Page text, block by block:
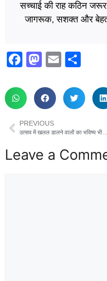
सच्चाई की राह कठिन
जागरूक, सशक्त और
F
c
e
b
o
o
M
st
o
d
o
n
E
ail ar
e
PREVIOUS
उत्सव में खलल डालने वालों का भविष्य भी होगा स्वाहा–योगी आदित्य नाथ
Leave a